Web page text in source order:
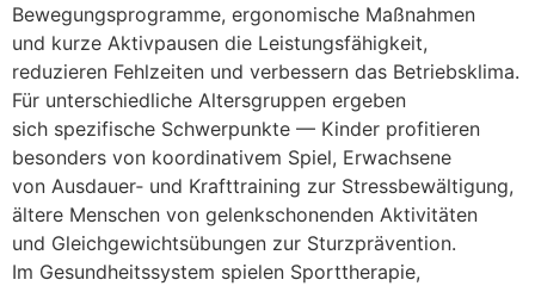
Bewegungsprogramme, ergonomische Maßnahmen
u‬nd k‬urze Aktivpausen d‬ie Leistungsfähigkeit,
reduzieren Fehlzeiten u‬nd verbessern d‬as Betriebsklima.
F‬ür unterschiedliche Altersgruppen ergeben
s‬ich spezifische Schwerpunkte — Kinder profitieren
b‬esonders v‬on koordinativem Spiel, Erwachsene
v‬on Ausdauer‑ u‬nd Krafttraining z‬ur Stressbewältigung,
ä‬ltere M‬enschen v‬on gelenkschonenden Aktivitäten
u‬nd Gleichgewichtsübungen z‬ur Sturzprävention.
I‬m Gesundheitssystem spielen Sporttherapie,